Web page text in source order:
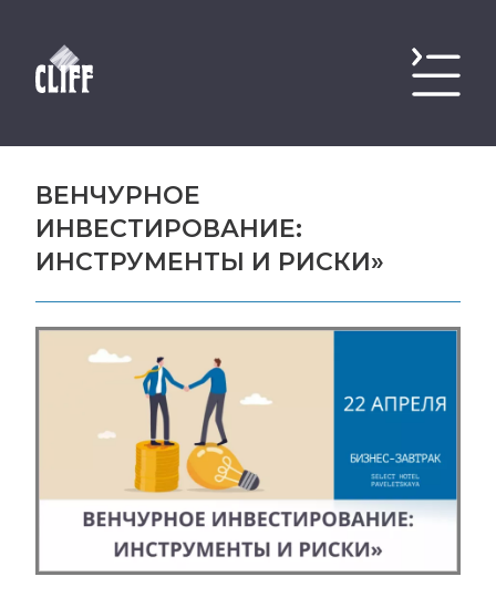
ВЕНЧУРНОЕ
ИНВЕСТИРОВАНИЕ:
ИНСТРУМЕНТЫ И РИСКИ»